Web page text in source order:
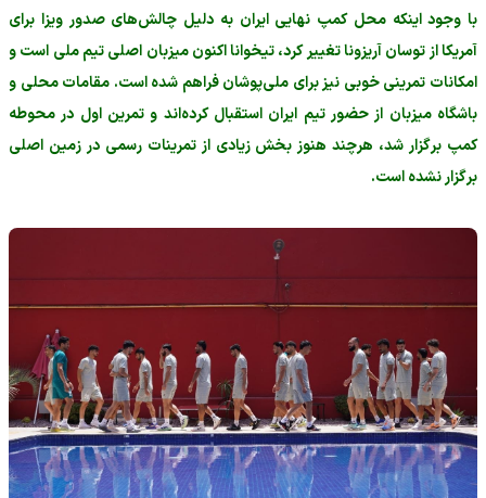
با وجود اینکه محل کمپ نهایی ایران به دلیل چالش‌های صدور ویزا برای
آمریکا از توسان آریزونا تغییر کرد، تیخوانا اکنون میزبان اصلی تیم ملی است و
امکانات تمرینی خوبی نیز برای ملی‌پوشان فراهم شده است. مقامات محلی و
باشگاه میزبان از حضور تیم ایران استقبال کرده‌اند و تمرین اول در محوطه
کمپ برگزار شد، هرچند هنوز بخش زیادی از تمرینات رسمی در زمین اصلی
برگزار نشده است.